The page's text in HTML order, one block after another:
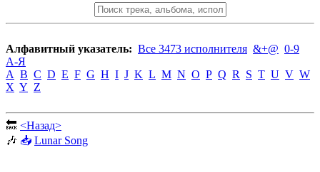
Алфавитный указатель: Все 3473 исполнителя &+@ 0-9
А-Я
A B C D E F G H I J K L M N O P Q R S T U V W
X Y Z
🔙 <Назад>
🎶 📥 Lunar Song